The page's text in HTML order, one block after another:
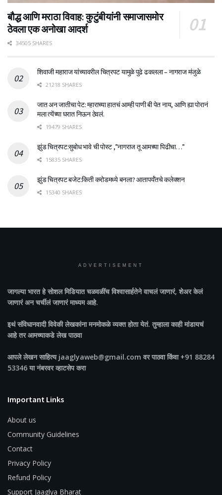
बौद्ध आणि मराठा विवाह: कुटुंबीयांनी समाजासमोर
ठेवला एक अनोखा आदर्श
34505 SHARES
शिवाजी महाराज यांच्यावरील चित्रपट यामुळे पुढे ढकलला – नागराज मंजुळे
21218 SHARES
जात अन जातीचा पेट: म्हाराच्या हातचं आम्ही पाणी बी पेत नाय, आणि ह्या पोरानं
मला त्येंच्या घरात निऊन ठेवलं.
19479 SHARES
झुंड चित्रपट:सुबोध भावे ची पोस्ट ,”नागराज तू आमच्या पिढीचा…”
15835 SHARES
झुंड चित्रपट बजेट:किती करोडमध्ये बनला? आतापर्यँतचे कलेक्शन
15340 SHARES
ADVERTISEMENT
जागल्या भारतहे सोशल मिडियात चळवळींच विश्वासार्हतेने वाचलं जाणारं, शेअर केलं
जाणारं अन चर्चीलं जाणारं माध्यम आहे.
इथं संविधानवादी विवेकी लेखकांना मनमोकळे व्यक्त होता येतं. तुम्हाला काही मांडायचं
आहे तर आमच्याकडे लेख पाठवा
आपले लेखन साहित्य jaaglyaweb@gmail.com वर पाठवा किंवा +91 88284
53346 या नंबरवर व्हाटसेप करा
Important Links
About us
Community Guidelines
Contact
Privacy Policy
Refund Policy
Support Jaaglya Bharat